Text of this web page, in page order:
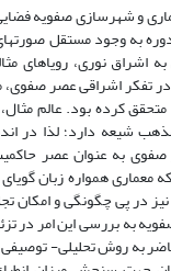
و شهرسازی صفویه
به وجود مستقل
اشراق نوری، رویاهای
تفکر اشراقی عصر
کرده بود. عالم
شیعه دارد؛ لذا در
به عنوان عصر
معماری همواره زبان
در پی چگونگی و امکان
به بررسی این امر در
به روش تحلیلی-